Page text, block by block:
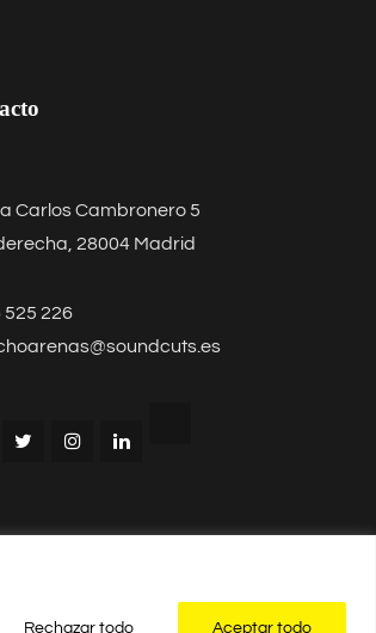
Rechazar todo
Aceptar todo
Carlos Cambronero 5
28004 Madrid
525 226